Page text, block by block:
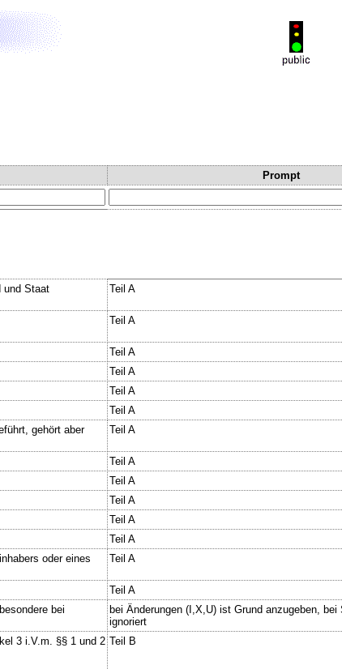
Prompt
und Staat Teil A
Teil A
Teil A
Teil A
Teil A
Teil A
gehört aber
Teil A
Teil A
Teil A
Teil A
Teil A
Teil A
oder eines
Teil A
Teil A
bei
bei Änderungen (I,X,U) ist Grund anzugeben, bei
ignoriert
3 i.V.m. §§ 1 und 2 Teil B